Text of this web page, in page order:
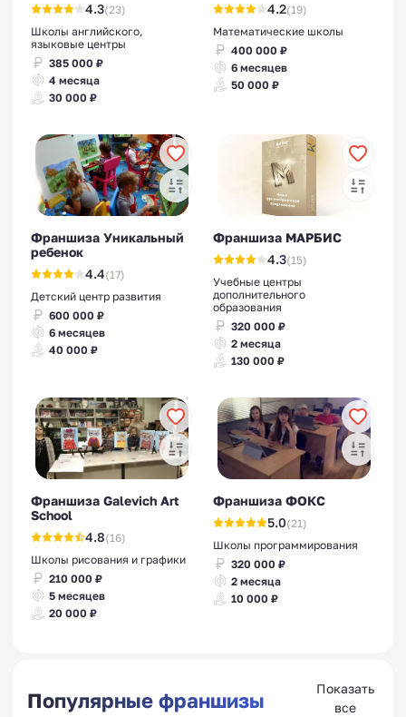
4.3(23)
Школы английского,
языковые центры
385 000 ₽
4 месяца
30 000 ₽
4.2(19)
Математические школы
400 000 ₽
6 месяцев
50 000 ₽
Франшиза Уникальный
ребенок
4.4(17)
Детский центр развития
600 000 ₽
6 месяцев
40 000 ₽
Франшиза МАРБИС
4.3(15)
Учебные центры
дополнительного
образования
320 000 ₽
2 месяца
130 000 ₽
Франшиза Galevich Art
School
4.8(16)
Школы рисования и графики
210 000 ₽
5 месяцев
20 000 ₽
Франшиза ФОКС
5.0(21)
Школы программирования
320 000 ₽
2 месяца
10 000 ₽
Популярные франшизы
Показать
все